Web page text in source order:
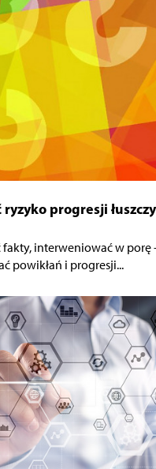
progresji
interweniować w porę
powikłań i progresji...